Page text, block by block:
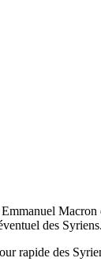
des Syriens.
rapide des